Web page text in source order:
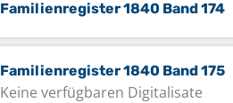
Familienregister 1840 Band 174
Familienregister 1840 Band 175
Keine verfügbaren Digitalisate